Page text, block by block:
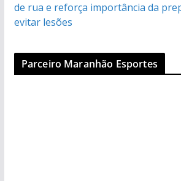
de rua e reforça importância da
evitar lesões
Parceiro Maranhão Esportes